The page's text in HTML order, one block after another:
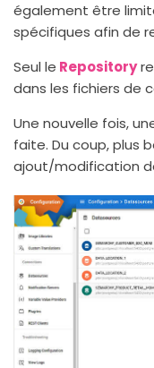
également être
spécifiques afin de
Seul le Repository
dans les fichiers de
Une nouvelle fois,
faite. Du coup, plus
ajout/modification